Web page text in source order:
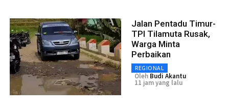
Jalan Pentadu Timur-
TPI Tilamuta Rusak,
Warga Minta
Perbaikan
REGIONAL
Oleh Budi Akantu
11 jam yang lalu